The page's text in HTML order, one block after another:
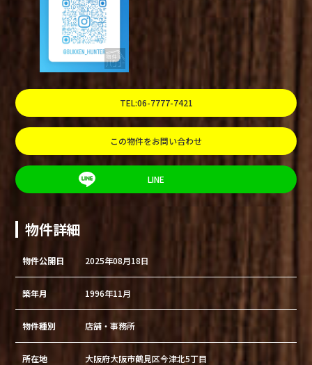
TEL:06-7777-7421
この物件をお問い合わせ
LINE
物件詳細
物件公開日 2025年08月18日
築年月 1996年11月
物件種別 店舗・事務所
所在地 大阪府大阪市鶴見区今津北5丁目